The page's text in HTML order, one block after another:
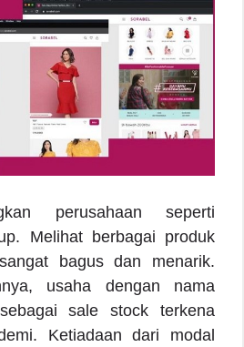
perusahaan seperti
Melihat berbagai produk
bagus dan menarik.
usaha dengan nama
sale stock terkena
Ketiadaan dari modal